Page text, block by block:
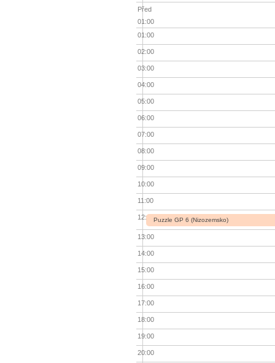
Před
01:00
01:00
02:00
03:00
04:00
05:00
06:00
07:00
08:00
09:00
10:00
11:00
12:00Puzzle GP 6 (Nizozemsko)
13:00
14:00
15:00
16:00
17:00
18:00
19:00
20:00